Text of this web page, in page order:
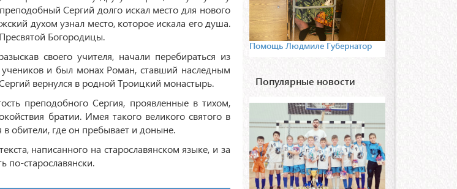
Сергий долго искал место для нового
духом узнал место, которое искала его душа.
Богородицы.
своего учителя, начали перебираться из
и был монах Роман, ставший наследным
вернулся в родной Троицкий монастырь.
преподобного Сергия, проявленные в тихом,
братии. Имея такого великого святого в
обители, где он пребывает и доныне.
написанного на старославянском языке, и за
по-старославянски.
Помощь Людмиле Губернатор
Популярные новости